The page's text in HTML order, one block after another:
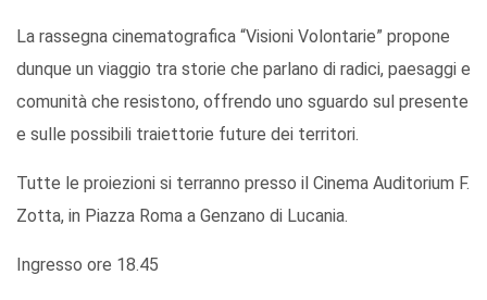
La rassegna cinematografica “Visioni Volontarie” propone
dunque un viaggio tra storie che parlano di radici, paesaggi e
comunità che resistono, offrendo uno sguardo sul presente
e sulle possibili traiettorie future dei territori.
Tutte le proiezioni si terranno presso il Cinema Auditorium F.
Zotta, in Piazza Roma a Genzano di Lucania.
Ingresso ore 18.45